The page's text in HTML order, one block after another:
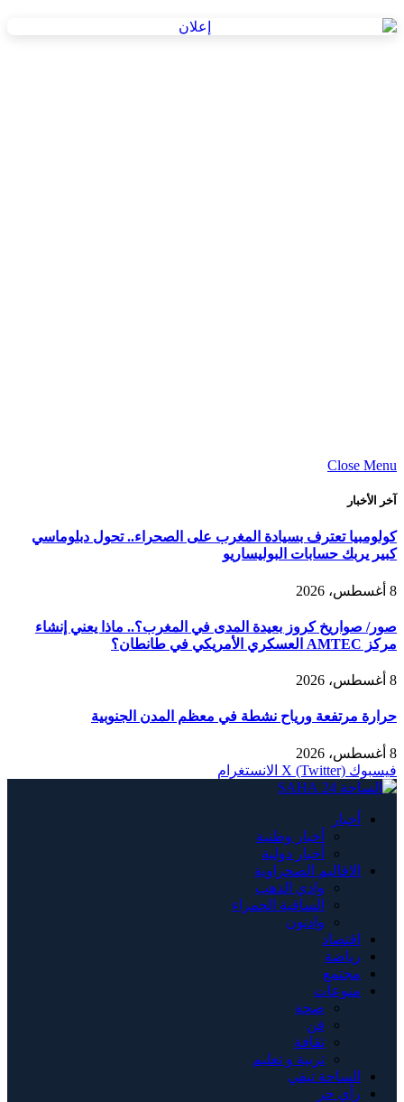
Close Menu
آخر الأخبار
كولومبيا تعترف بسيادة المغرب على الصحراء.. تحول دبلوماسي
كبير يربك حسابات البوليساريو
8 أغسطس، 2026
صور/ صواريخ كروز بعيدة المدى في المغرب؟.. ماذا يعني إنشاء
مركز AMTEC العسكري الأمريكي في طانطان؟
8 أغسطس، 2026
حرارة مرتفعة ورياح نشطة في معظم المدن الجنوبية
8 أغسطس، 2026
فيسبوك X (Twitter) الانستغرام
أخبار
أخبار وطنية
أخبار دولية
الاقاليم الصحراوية
وادي الذهب
الساقية الحمراء
وادنون
اقتصاد
رياضة
مجتمع
منوعات
صحة
فن
ثقافة
تربية و تعليم
الساحة تيفي
رأي حر